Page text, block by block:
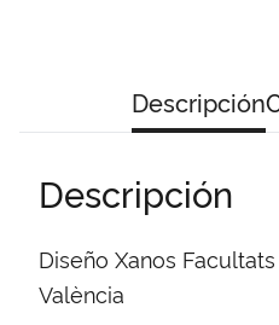
Descripción
Descripción
Diseño Xanos
València